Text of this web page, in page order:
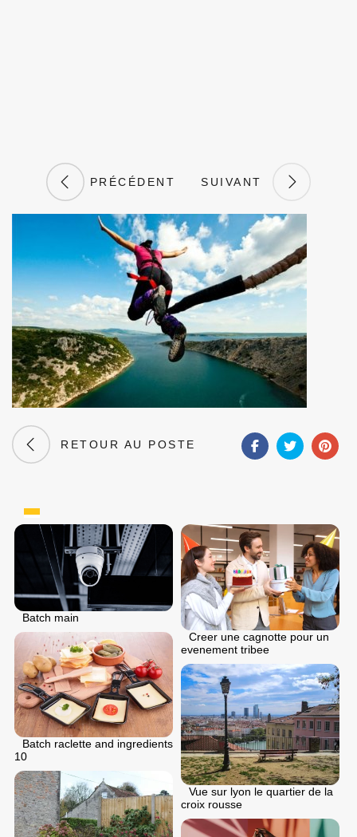
PRÉCÉDENT SUIVANT
RETOUR AU POSTE
Batch main
Creer une cagnotte pour un
evenement tribee
Batch raclette and ingredients
10
Vue sur lyon le quartier de la
croix rousse